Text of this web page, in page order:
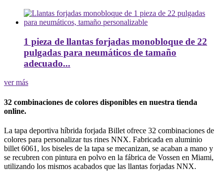
1 pieza de llantas forjadas monobloque de 22
pulgadas para neumáticos de tamaño
adecuado...
ver más
32 combinaciones de colores disponibles en nuestra tienda
online.
La tapa deportiva híbrida forjada Billet ofrece 32 combinaciones de
colores para personalizar tus rines NNX. Fabricada en aluminio
billet 6061, los biseles de la tapa se mecanizan, se acaban a mano y
se recubren con pintura en polvo en la fábrica de Vossen en Miami,
utilizando los mismos acabados que las llantas forjadas NNX.